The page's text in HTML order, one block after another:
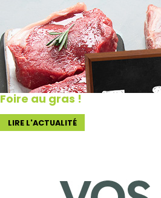
Foire au gras !
LIRE L'ACTUALITÉ